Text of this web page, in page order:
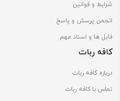
شرایط و قوانین
انجمن پرسش و پاسخ
فایل ها و اسناد مهم
کافه ربات
درباره کافه ربات
تماس با کافه ربات